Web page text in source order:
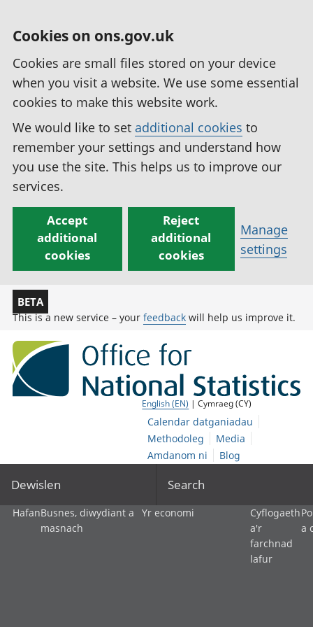
Cookies on ons.gov.uk
Cookies are small files stored on your device
when you visit a website. We use some essential
cookies to make this website work.
We would like to set additional cookies to
remember your settings and understand how
you use the site. This helps us to improve our
services.
Accept
additional
cookies
Reject
additional
cookies
Manage
settings
BETA
This is a new service – your feedback will help us improve it.
English (EN) | Cymraeg (CY)
Calendar datganiadau
Methodoleg
Media
Amdanom ni
Blog
Dewislen Search
HafanBusnes, diwydiant a
masnach
Yr economi
Cyflogaeth
a'r
farchnad
lafur
a